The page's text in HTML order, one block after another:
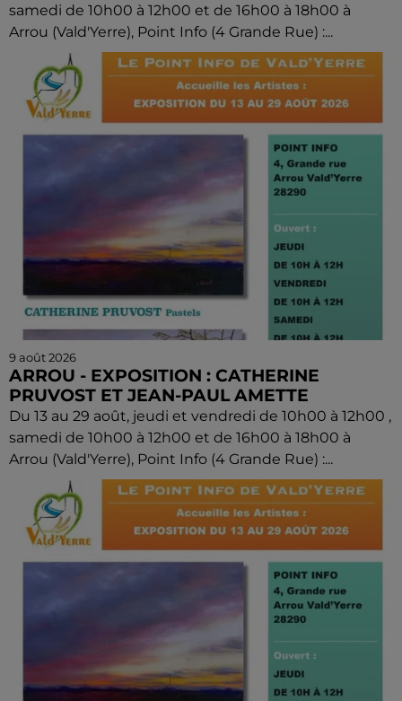
samedi de 10h00 à 12h00 et de 16h00 à 18h00 à
Arrou (Vald'Yerre), Point Info (4 Grande Rue) :...
9 août 2026
ARROU - EXPOSITION : CATHERINE
PRUVOST ET JEAN-PAUL AMETTE
Du 13 au 29 août, jeudi et vendredi de 10h00 à 12h00 ,
samedi de 10h00 à 12h00 et de 16h00 à 18h00 à
Arrou (Vald'Yerre), Point Info (4 Grande Rue) :...